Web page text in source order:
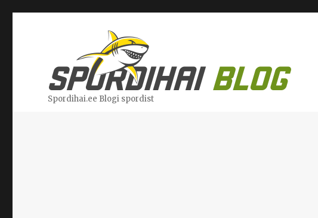
Spordihai.ee Blogi spordist